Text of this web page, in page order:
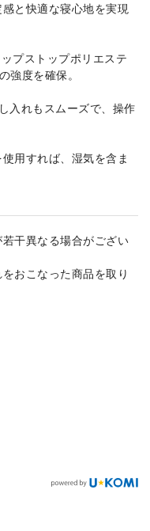
と快適な寝心地を実現
プストップポリエステ
強度を確保。
入れもスムーズで、操作
用すれば、湿気を含ま
干異なる場合がござい
おこなった商品を取り